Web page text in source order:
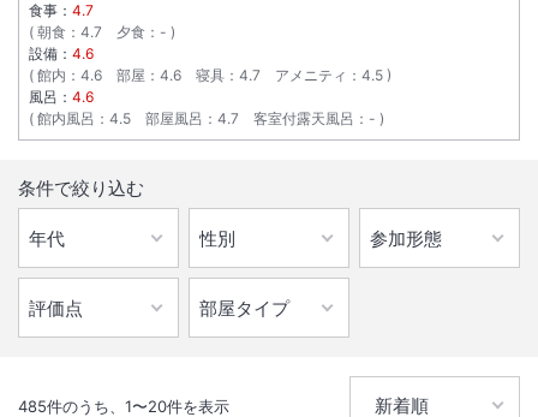
食事： 4.7
朝食 ： 4.7 夕食 ： -
設備： 4.6
館内 ： 4.6 部屋 ： 4.6 寝具 ： 4.7 アメニティ ： 4.5
風呂： 4.6
館内風呂 ： 4.5 部屋風呂 ： 4.7 客室付露天風呂 ： -
条件で絞り込む
485件のうち、 1〜20件を表示